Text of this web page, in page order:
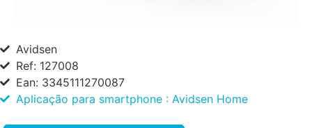
Avidsen
Ref: 127008
Ean: 3345111270087
Aplicação para smartphone : Avidsen Home